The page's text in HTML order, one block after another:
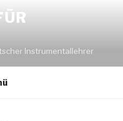
Instrumentallehrer